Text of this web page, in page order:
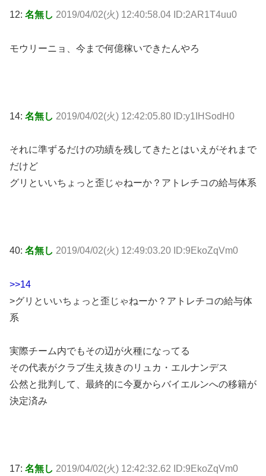
12: 名無し 2019/04/02(火) 12:40:58.04 ID:2AR1T4uu0
モウリーニョ、今まで何億稼いできたんやろ
14: 名無し 2019/04/02(火) 12:42:05.80 ID:y1IHSodH0
それに準ずるだけの功績を残してきたとはいえがそれまで
だけど
グリといいちょっと歪じゃねーか？アトレチコの給与体系
40: 名無し 2019/04/02(火) 12:49:03.20 ID:9EkoZqVm0
>>14
>グリといいちょっと歪じゃねーか？アトレチコの給与体
系
実際チーム内でもその辺が火種になってる
その代表がクラブ生え抜きのリュカ・エルナンデス
公然と批判して、最終的に今夏からバイエルンへの移籍が
決定済み
17: 名無し 2019/04/02(火) 12:42:32.62 ID:9EkoZqVm0